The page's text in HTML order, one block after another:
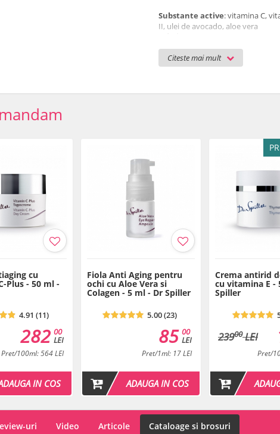
Citeste mai mult
Substante active: vitamina C,
II, ulei de avocado, aloe vera
se absoarbe.
Cantitate: 50 ml
Alcohol, Pentylene Glycol,
Methoxycinnamate, Potassium
(Avocado) Oil, Tocopheryl
Acrylates/C10-30 Alkyl Acrylate
Glyceryl Oleate, Citric Acid,
Termen de valabilitate:
6 luni
Plan de tratament
Tratament de Lifting cu
Tratament profesional cu
cu
Plus - 50 ml -
4.91 (11)
00
LEI
282
Pret/100ml: 564 LEI
IN COS
Fiola Anti Aging pentru
ochi cu Aloe Vera si
Colagen - 5 ml - Dr Spiller
5.00 (23)
00
LEI
85
Pret/1ml: 17 LEI
ADAUGA IN COS
Crema antirid
cu vitamina E -
Spiller
23900LEI
Pret/
uri Video Articole Cataloage si brosuri